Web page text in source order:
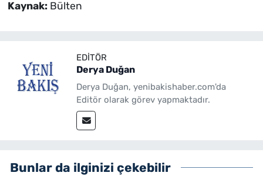
Kaynak: Bülten
EDITÖR
Derya Duğan
Derya Duğan, yenibakishaber.com'da
Editör olarak görev yapmaktadır.
Bunlar da ilginizi çekebilir